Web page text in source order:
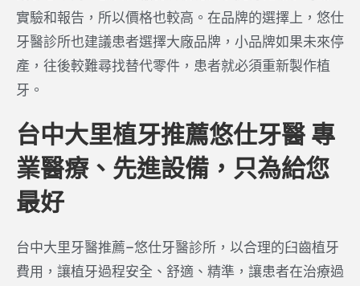
實驗和報告，所以價格也較高。在品牌的選擇上，悠仕
牙醫診所也建議患者選擇大廠品牌，小品牌如果未來停
產，往後較難尋找替代零件，患者就必須重新製作植
牙。
台中大里植牙推薦悠仕牙醫 專
業醫療、先進設備，只為給您
最好
台中大里牙醫推薦–悠仕牙醫診所，以合理的臼齒植牙
費用，讓植牙過程安全、舒適、精準，讓患者在治療過